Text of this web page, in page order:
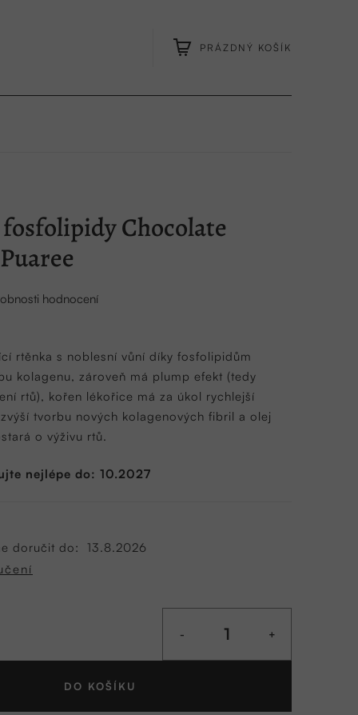
PRÁZDNÝ KOŠÍK
Chocolate
hodnocení
rtěnka s noblesní vůní díky fosfolipidům
kolagenu, zároveň má plump efekt (tedy
rtů), kořen lékořice má za úkol rychlejší
tvorbu nových kolagenových fibril a olej
o výživu rtů.
nejlépe do: 10.2027
doručit do:
13.8.2026
DO KOŠÍKU